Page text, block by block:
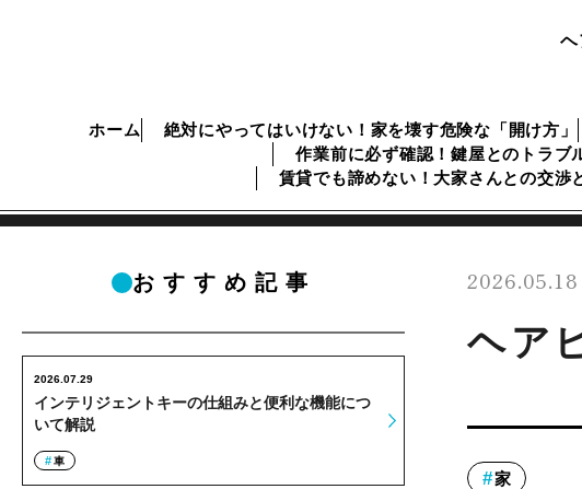
ヘ
ホーム 絶対にやってはいけない！家を壊す危険な「開け方」
作業前に必ず確認！鍵屋とのトラブ
賃貸でも諦めない！大家さんとの交渉
2026.05.18
ヘア
家
おすすめ記事
インテリジェントキーの仕組みと便利な機能につ
いて解説
2026.07.29
車